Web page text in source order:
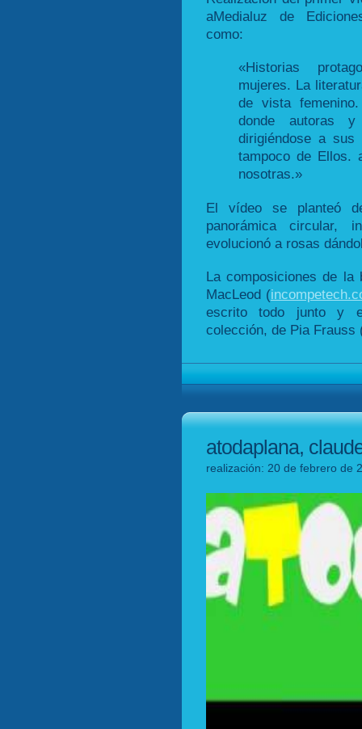
aMedialuz de
como:
«Historias
mujeres. La
de vista
donde autoras
dirigiéndose a sus
tampoco de Ellos.
nosotras.»
El vídeo se planteó
panorámica circular,
evolucionó a rosas
La composiciones de la
MacLeod (
escrito todo junto y
colección, de Pia Frauss
atodaplana,
realización: 20 de febrero de